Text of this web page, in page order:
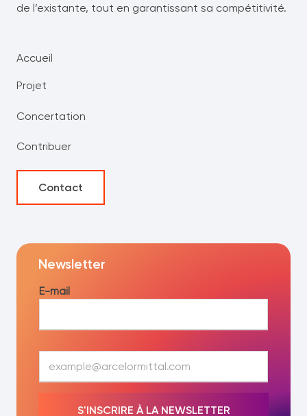
de l’existante, tout en garantissant sa compétitivité.
Accueil
Projet
Concertation
Contribuer
Contact
Newsletter
E-mail
S'INSCRIRE À LA NEWSLETTER